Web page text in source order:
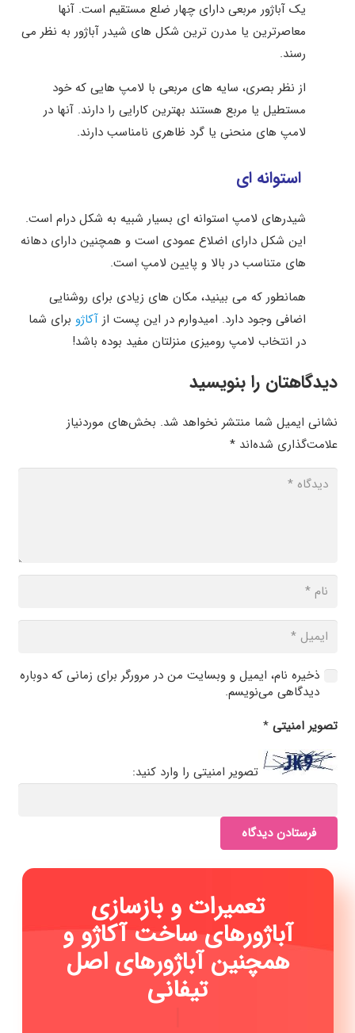
یک آباژور مربعی دارای چهار ضلع مستقیم است. آنها
معاصرترین یا مدرن ترین شکل های شیدر آباژور به نظر می
رسند.
از نظر بصری، سایه های مربعی با لامپ هایی که خود
مستطیل یا مربع هستند بهترین کارایی را دارند. آنها در
لامپ های منحنی یا گرد ظاهری نامناسب دارند.
استوانه ای
شیدرهای لامپ استوانه ای بسیار شبیه به شکل درام است.
این شکل دارای اضلاع عمودی است و همچنین دارای دهانه
های متناسب در بالا و پایین لامپ است.
همانطور که می بینید، مکان های زیادی برای روشنایی
اضافی وجود دارد. امیدوارم در این پست ازآکاژو برای شما
در انتخاب لامپ رومیزی منزلتان مفید بوده باشد!
دیدگاهتان را بنویسید
نشانی ایمیل شما منتشر نخواهد شد. بخش‌های موردنیاز
علامت‌گذاری شده‌اند*
ذخیره نام، ایمیل و وبسایت من در مرورگر برای زمانی که دوباره
دیدگاهی می‌نویسم.
تصویر امنیتی*
تصویر امنیتی را وارد کنید:
فرستادن دیدگاه
تعمیرات و بازسازی
آباژورهای ساخت آکاژو و
همچنین آباژورهای اصل
تیفانی می باشد